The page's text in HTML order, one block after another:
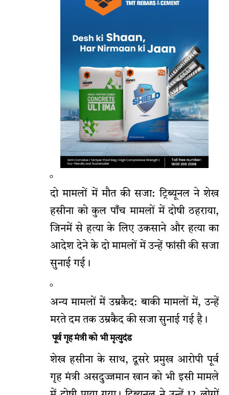
दो मामलों में मौत की सजा: ट्रिब्यूनल ने शेख
हसीना को कुल पाँच मामलों में दोषी ठहराया,
जिनमें से हत्या के लिए उकसाने और हत्या का
आदेश देने के दो मामलों में उन्हें फांसी की सजा
सुनाई गई।
अन्य मामलों में उम्रकैद: बाकी मामलों में, उन्हें
मरते दम तक उम्रकैद की सजा सुनाई गई है।
पूर्व गृह मंत्री को भी मृत्युदंड
शेख हसीना के साथ, दूसरे प्रमुख आरोपी पूर्व
गृह मंत्री असदुज्जमान खान को भी इसी मामले